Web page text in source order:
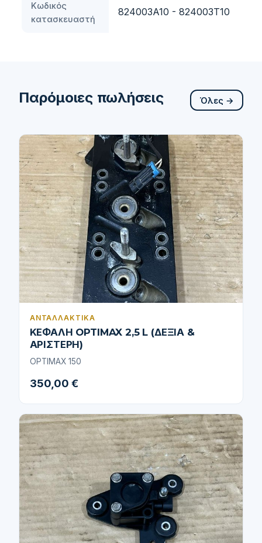
Κωδικός
κατασκευαστή
824003A10 - 824003T10
Παρόμοιες πωλήσεις Όλες →
ΑΝΤΑΛΛΑΚΤΙΚΆ
ΚΕΦΑΛΗ OPTIMAX 2,5 L (ΔΕΞΙΑ &
ΑΡΙΣΤΕΡΗ)
OPTIMAX 150
350,00 €